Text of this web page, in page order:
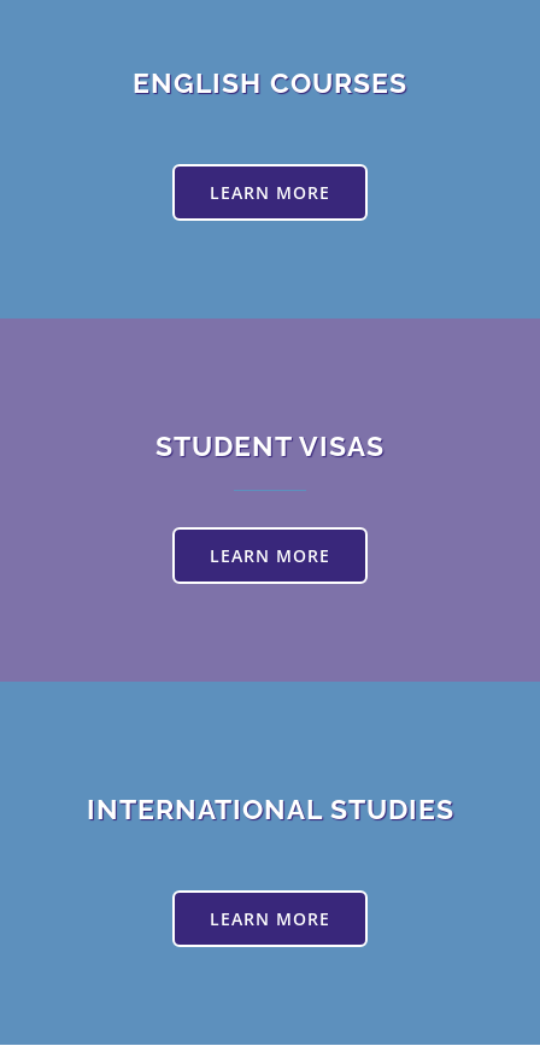
ENGLISH COURSES
LEARN MORE
STUDENT VISAS
LEARN MORE
INTERNATIONAL STUDIES
LEARN MORE